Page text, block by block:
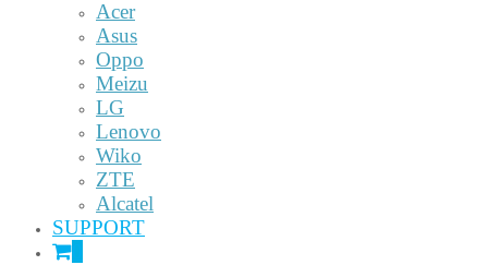
Acer
Asus
Oppo
Meizu
LG
Lenovo
Wiko
ZTE
Alcatel
SUPPORT